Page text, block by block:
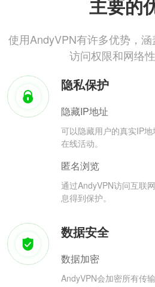
主要的
使用AndyVPN有许多优势，涵
访问权限和网络
隐私保护
隐藏IP地址
可以隐藏用户的真实IP
在线活动。
匿名浏览
通过AndyVPN访问互联
息得到保护。
数据安全
数据加密
AndyVPN会加密所有传